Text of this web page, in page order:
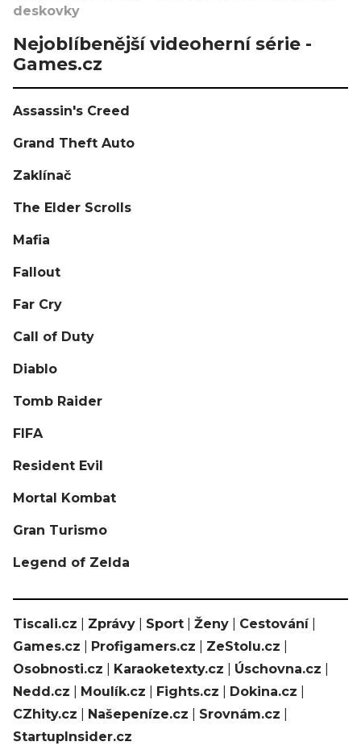
deskovky
Nejoblíbenější videoherní série -
Games.cz
Assassin's Creed
Grand Theft Auto
Zaklínač
The Elder Scrolls
Mafia
Fallout
Far Cry
Call of Duty
Diablo
Tomb Raider
FIFA
Resident Evil
Mortal Kombat
Gran Turismo
Legend of Zelda
Tiscali.cz Zprávy Sport Ženy Cestování|
Games.cz
Profigamers.cz ZeStolu.cz
Osobnosti.cz
Karaoketexty.cz Úschovna.cz
Nedd.cz
Moulík.cz Fights.cz Dokina.cz
CZhity.cz
Našepeníze.cz Srovnám.cz
StartupInsider.cz